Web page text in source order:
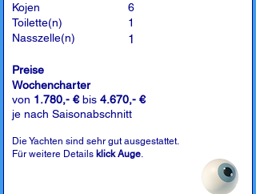
Kojen
Toilette(n)
Nasszelle(n)
6
1
1
Preise
Wochencharter
von 1.780,- €bis 4.670,- €
je nach Saisonabschnitt
Die Yachten sind sehr gut ausgestattet.
Für weitere Details klick Auge.